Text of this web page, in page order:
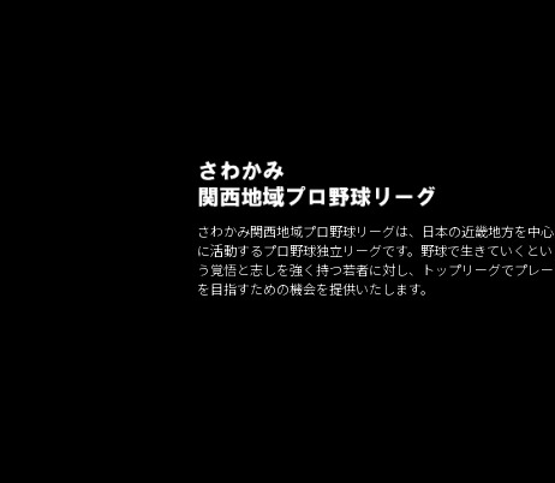
さわかみ関西地域プロ野球リーグは、日本の近畿地方を中心
に活動するプロ野球独立リーグです。野球で生きていくとい
う覚悟と志しを強く持つ若者に対し、トップリーグでプレー
を目指すための機会を提供いたします。